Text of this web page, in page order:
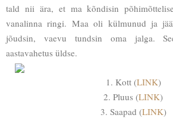
tald nii ära, et ma kõndisin
vanalinna ringi. Maa oli külmunud ja
jõudsin, vaevu tundsin oma jalga.
aastavahetus üldse.
1. Kott (LINK)
2. Pluus (LINK)
3. Saapad (LINK)